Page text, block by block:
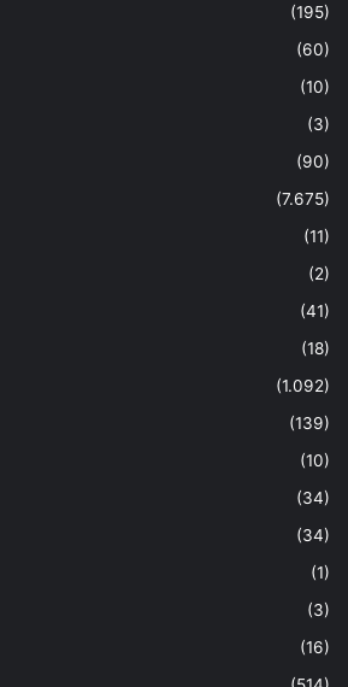
(195)
(60)
(10)
(3)
(90)
(7.675)
(11)
(2)
(41)
(18)
(1.092)
(139)
(10)
(34)
(34)
(1)
(3)
(16)